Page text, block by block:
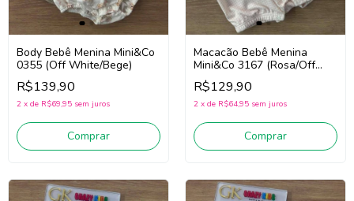
Body Bebê Menina Mini&Co
0355 (Off White/Bege)
R$139,90
2 x de R$69,95 sem juros
Comprar
Macacão Bebê Menina
Mini&Co 3167 (Rosa/Off
White)
R$129,90
2 x de R$64,95 sem juros
Comprar